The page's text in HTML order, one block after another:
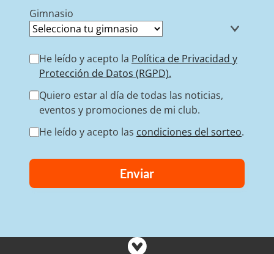
Gimnasio
He leído y acepto la Política de Privacidad y
Protección de Datos (RGPD).
Quiero estar al día de todas las noticias,
eventos y promociones de mi club.
He leído y acepto las condiciones del sorteo.